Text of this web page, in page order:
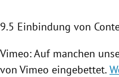
9.5 Einbindung von
Vimeo: Auf manchen
von Vimeo eingebettet.